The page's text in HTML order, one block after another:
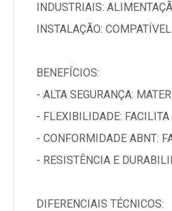
INDUSTRIAIS:
INSTALAÇÃO:
BENEFÍCIOS:
- ALTA SEGURANÇA:
- FLEXIBILIDADE:
- CONFORMIDADE ABNT:
- RESISTÊNCIA E
DIFERENCIAIS TÉCNICOS: